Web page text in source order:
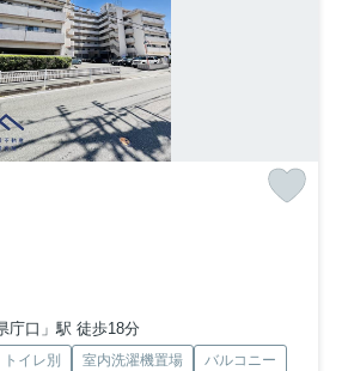
庁口」駅 徒歩18分
イレ別 室内洗濯機置場
バルコニー